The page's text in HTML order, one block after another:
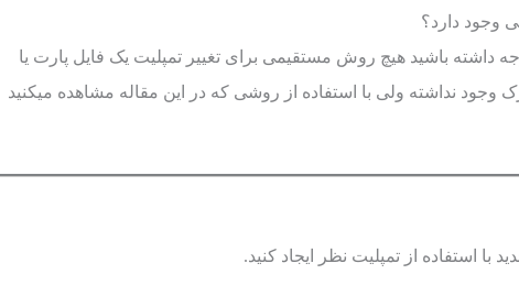
وجود دارد؟
داشته باشید هیچ روش مستقیمی برای تغییر تمپلیت یک فایل پارت یا
وجود نداشته ولی با استفاده از روشی که در این مقاله مشاهده میکنید